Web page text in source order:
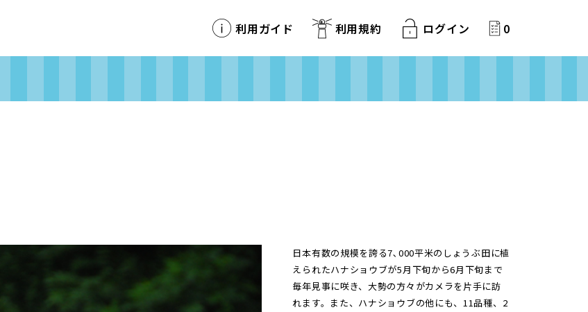
利用ガイド 利用規約 ログイン 0
日本有数の規模を誇る7､000平米のしょうぶ田に植
えられたハナショウブが5月下旬から6月下旬まで
毎年見事に咲き、大勢の方々がカメラを片手に訪
れます。また、ハナショウブの他にも、11品種、2